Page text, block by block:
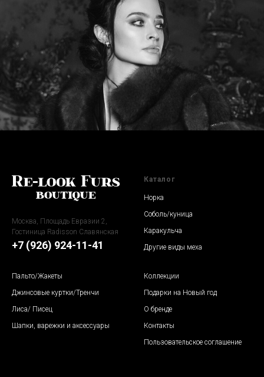
Москва, Площадь Евразии 2,
Гостиница Radisson Славянская
+7 (926) 924-11-41
Каталог
Норка
Соболь/куница
Каракульча
Другие виды меха
Пальто/Жакеты
Джинсовые куртки/Тренчи
Лиса/ Писец
Шапки, варежки и аксессуары
Коллекции
Подарки на Новый год
О бренде
Контакты
Пользовательское соглашение